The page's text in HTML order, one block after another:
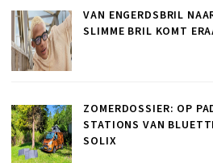
VAN ENGERDSBRIL
SLIMME BRIL KOMT
ZOMERDOSSIER: OP
STATIONS VAN
SOLIX